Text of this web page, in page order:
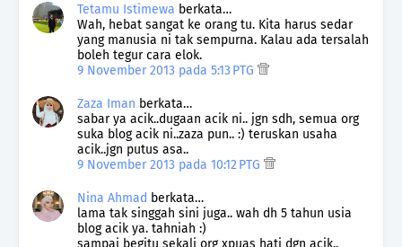
Tetamu Istimewa berkata…
Wah, hebat sangat ke orang tu. Kita harus sedar
yang manusia ni tak sempurna. Kalau ada tersalah
boleh tegur cara elok.
9 November 2013 pada 5:13 PTG
Zaza Iman berkata…
sabar ya acik..dugaan acik ni.. jgn sdh, semua org
suka blog acik ni..zaza pun.. :) teruskan usaha
acik..jgn putus asa..
9 November 2013 pada 10:12 PTG
Nina Ahmad berkata…
lama tak singgah sini juga.. wah dh 5 tahun usia
blog acik ya. tahniah :)
sampai begitu sekali org xpuas hati dgn acik..